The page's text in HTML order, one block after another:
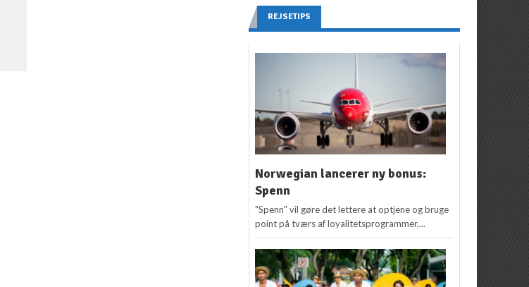
REJSETIPS
Norwegian lancerer ny bonus:
Spenn
"Spenn" vil gøre det lettere at optjene og bruge
point på tværs af loyalitetsprogrammer,...